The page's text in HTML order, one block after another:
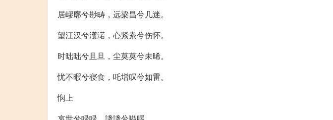
居嵺廓兮尠畴，远梁昌兮几迷。
望江汉兮濩渃，心紧絭兮伤怀。
时昢昢兮且旦，尘莫莫兮未晞。
忧不暇兮寝食，吒增叹兮如雷。
悯上